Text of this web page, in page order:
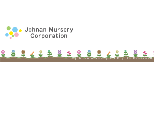
©johnan nursery All Rights